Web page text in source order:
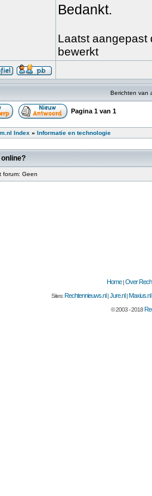
Bedankt.
Laatst aangepast
bewerkt
Berichten van
Pagina 1 van 1
Index » Informatie en technologie
forum: Geen
Home|Over
Sites:Rechtennieuws.nl |Jure.nl |Maxius.nl
© 2003 - 2018